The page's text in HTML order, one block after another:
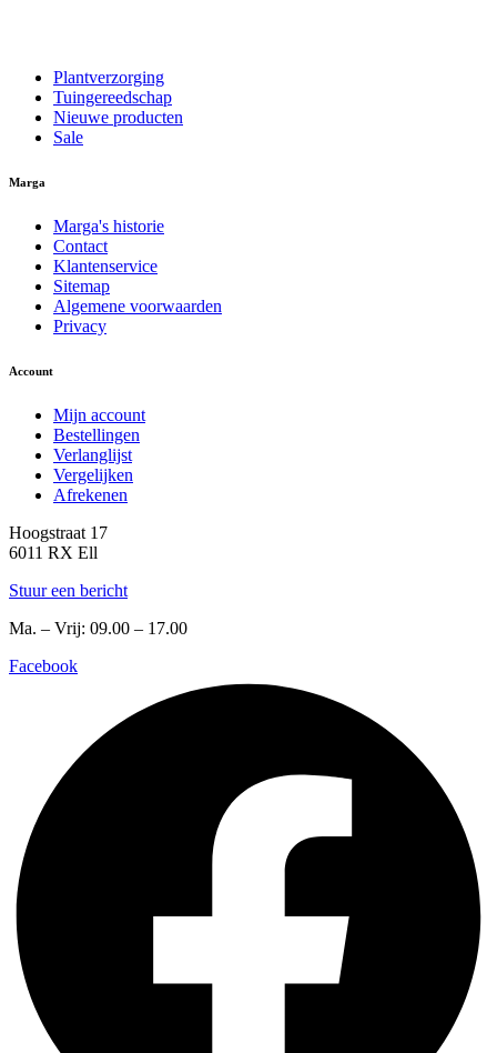
Plantverzorging
Tuingereedschap
Nieuwe producten
Sale
Marga
Marga's historie
Contact
Klantenservice
Sitemap
Algemene voorwaarden
Privacy
Account
Mijn account
Bestellingen
Verlanglijst
Vergelijken
Afrekenen
Hoogstraat 17
6011 RX Ell
Stuur een bericht
Ma. – Vrij: 09.00 – 17.00
Facebook